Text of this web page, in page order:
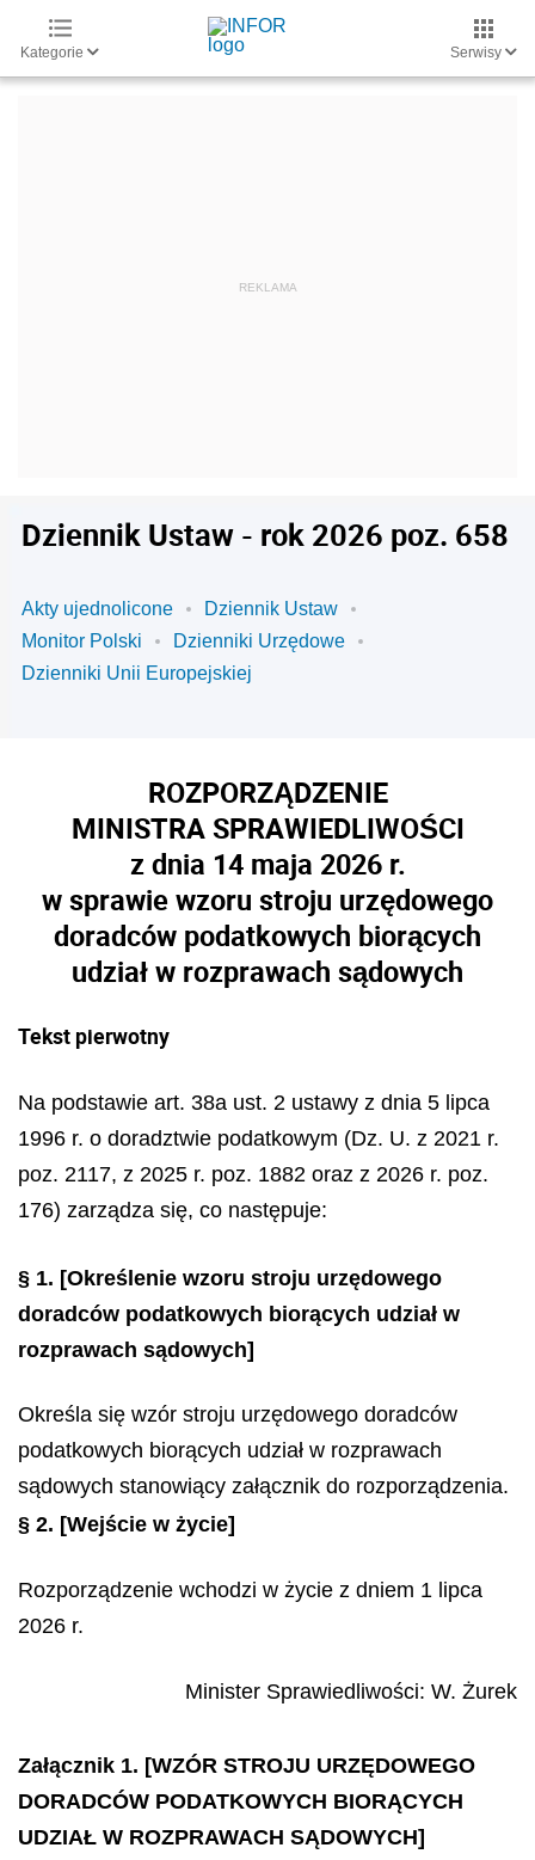
Kategorie Serwisy
Dziennik Ustaw - rok 2026 poz. 658
Akty ujednolicone
Dziennik Ustaw
Monitor Polski
Dzienniki Urzędowe
Dzienniki Unii Europejskiej
ROZPORZĄDZENIE
MINISTRA SPRAWIEDLIWOŚCI
z dnia 14 maja 2026 r.
w sprawie wzoru stroju urzędowego
doradców podatkowych biorących
udział w rozprawach sądowych
Tekst pierwotny
Na podstawie art. 38a ust. 2 ustawy z dnia 5 lipca
1996 r. o doradztwie podatkowym (Dz. U. z 2021 r.
poz. 2117, z 2025 r. poz. 1882 oraz z 2026 r. poz.
176) zarządza się, co następuje:
§ 1. [Określenie wzoru stroju urzędowego
doradców podatkowych biorących udział w
rozprawach sądowych]
Określa się wzór stroju urzędowego doradców
podatkowych biorących udział w rozprawach
sądowych stanowiący załącznik do rozporządzenia.
§ 2. [Wejście w życie]
Rozporządzenie wchodzi w życie z dniem 1 lipca
2026 r.
Minister Sprawiedliwości: W. Żurek
Załącznik 1. [WZÓR STROJU URZĘDOWEGO
DORADCÓW PODATKOWYCH BIORĄCYCH
UDZIAŁ W ROZPRAWACH SĄDOWYCH]